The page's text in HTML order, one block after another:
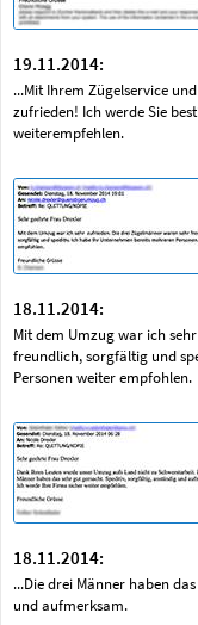
19.11.2014:
...Mit Ihrem Zügelservice
zufrieden! Ich werde Sie
weiterempfehlen.
18.11.2014:
Mit dem Umzug war ich
freundlich, sorgfältig und
Personen weiter empfohlen.
18.11.2014:
...Die drei Männer haben
und aufmerksam.